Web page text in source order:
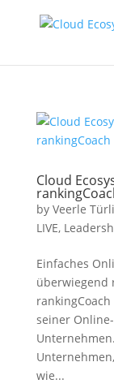
Cloud
by Veerle
LIVE,
Einfaches
überwiegend
seiner
wie...